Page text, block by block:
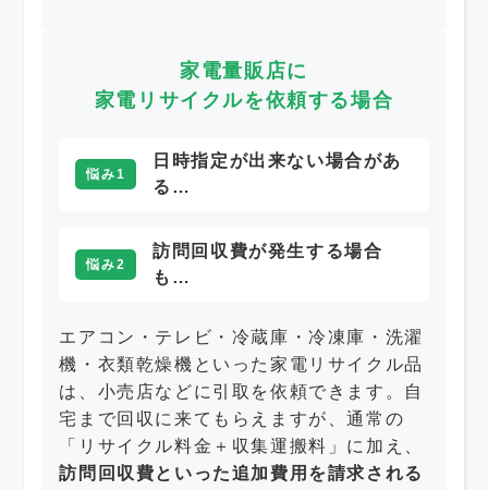
家電量販店に
家電リサイクルを依頼する場合
悩み1
日時指定が出来ない場合があ
る…
悩み2
訪問回収費が発生する場合
も…
エアコン・テレビ・冷蔵庫・冷凍庫・洗濯
機・衣類乾燥機といった家電リサイクル品
は、小売店などに引取を依頼できます。自
宅まで回収に来てもらえますが、通常の
「リサイクル料金＋収集運搬料」に加え、
訪問回収費といった追加費用を請求される